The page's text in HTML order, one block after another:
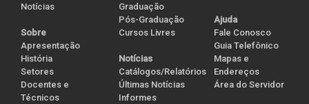
Notícias
Sobre
Apresentação
História
Setores
Docentes e
Técnicos
Graduação
Pós-Graduação
Cursos Livres
Notícias
Catálogos/Relatórios
Últimas Notícias
Informes
Ajuda
Fale Conosco
Guia Telefônico
Mapas e
Endereços
Área do Servidor